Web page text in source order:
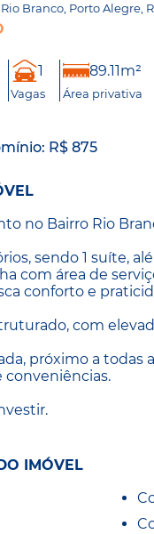
Branco, Porto Alegre,
1
Vagas
89.11m²
Área privativa
R$ 875
no Bairro Rio
sendo 1 suíte,
com área de
conforto e
com
próximo a todas
conveniências.
IMÓVEL